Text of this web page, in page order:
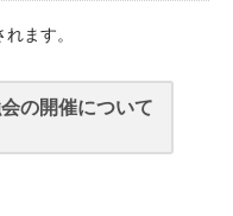
ます。
の開催について